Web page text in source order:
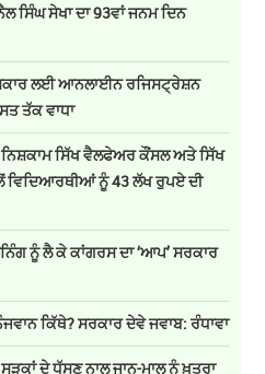
ਸਿੰਘ ਸੇਖਾ ਦਾ 93ਵਾਂ ਜਨਮ ਦਿਨ
ਲਈ ਆਨਲਾਈਨ ਰਜਿਸਟ੍ਰੇਸ਼ਨ
ਤੱਕ ਵਾਧਾ
ਨਿਸ਼ਕਾਮ ਸਿੱਖ ਵੈਲਫੇਅਰ ਕੌਂਸਲ ਅਤੇ ਸਿੱਖ
ਵਿਦਿਆਰਥੀਆਂ ਨੂੰ 43 ਲੱਖ ਰੁਪਏ ਦੀ
ਨੂੰ ਲੈ ਕੇ ਕਾਂਗਰਸ ਦਾ ‘ਆਪ’ ਸਰਕਾਰ
ਕਿੱਥੇ? ਸਰਕਾਰ ਦੇਵੇ ਜਵਾਬ: ਰੰਧਾਵਾ
ਦੇ ਧੱਸਣ ਨਾਲ ਜਾਨ-ਮਾਲ ਨੂੰ ਖ਼ਤਰਾ